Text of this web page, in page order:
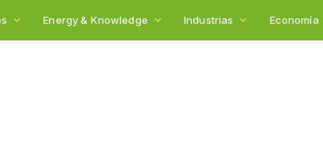
Energy & Knowledge Industrias Economía